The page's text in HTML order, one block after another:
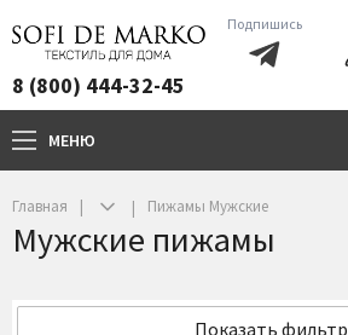
8 (800) 444-32-45
Подпишись
МЕНЮ
Главная Пижамы Мужские
Мужские пижамы
Показать фильтр